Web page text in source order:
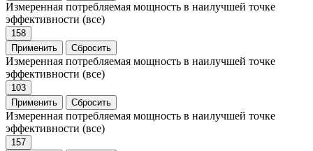
Измеренная потребляемая мощность в наилучшей точке
эффективности (все)
158
Применить
Сбросить
Измеренная потребляемая мощность в наилучшей точке
эффективности (все)
103
Применить
Сбросить
Измеренная потребляемая мощность в наилучшей точке
эффективности (все)
157